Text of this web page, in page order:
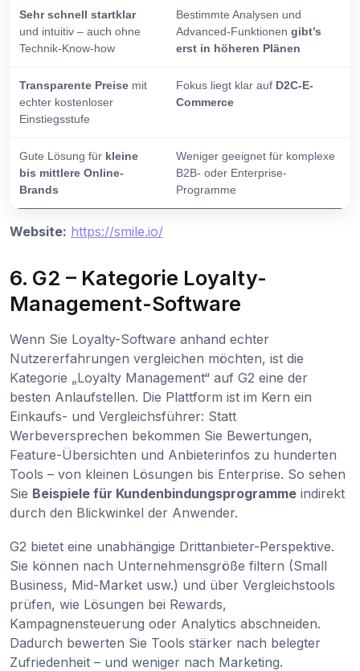
Sehr schnell startklar
und intuitiv – auch ohne
Technik-Know-how
Bestimmte Analysen und
Advanced-Funktionen gibt’s
erst in höheren Plänen
Transparente Preise mit
echter kostenloser
Einstiegsstufe
Fokus liegt klar auf D2C-E-
Commerce
Gute Lösung für kleine
bis mittlere Online-
Brands
Weniger geeignet für komplexe
B2B- oder Enterprise-
Programme
Website: https://smile.io/
6. G2 – Kategorie Loyalty-
Management-Software
Wenn Sie Loyalty-Software anhand echter
Nutzererfahrungen vergleichen möchten, ist die
Kategorie „Loyalty Management“ auf G2 eine der
besten Anlaufstellen. Die Plattform ist im Kern ein
Einkaufs- und Vergleichsführer: Statt
Werbeversprechen bekommen Sie Bewertungen,
Feature-Übersichten und Anbieterinfos zu hunderten
Tools – von kleinen Lösungen bis Enterprise. So sehen
Sie Beispiele für Kundenbindungsprogramme indirekt
durch den Blickwinkel der Anwender.
G2 bietet eine unabhängige Drittanbieter-Perspektive.
Sie können nach Unternehmensgröße filtern (Small
Business, Mid-Market usw.) und über Vergleichstools
prüfen, wie Lösungen bei Rewards,
Kampagnensteuerung oder Analytics abschneiden.
Dadurch bewerten Sie Tools stärker nach belegter
Zufriedenheit – und weniger nach Marketing.